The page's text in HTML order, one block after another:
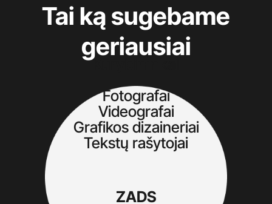
Tai ką sugebame
geriausiai
Kūrybininkai
Fotografai
Videografai
Grafikos dizaineriai
Tekstų rašytojai
ZADS